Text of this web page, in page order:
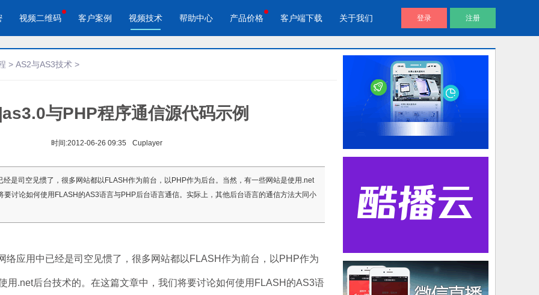
播云 | 企业视频轻松上云
费稳定无广告视频云服务
酷播云视频二维码
自动生成视频二维码
酷播V4 | 免费视频播放器
帮助用户通过代码直接调用视频文
视频二维码
传
频来展示产品新功能、新特
教学网站
企业视频宣传，提升企业形象
报
景的工作汇报、年度总结、
目
体育培训
体育运动、体育赛事教学培训
视频说明书
产品视频说明书，产品安装应用视
频说明书
客户案例 视频技术 帮助中心 产品价格 客户端下载 关于我们 登录 注册
> AS2与AS3技术 >
与PHP程序通信源代码示例
时间:2012-06-26 09:35 Cuplayer
是司空见惯了，很多网站都以FLASH作为前台，以PHP作为后台。当然，有一些网站是使用.net
要讨论如何使用FLASH的AS3语言与PHP后台语言通信。实际上，其他后台语言的通信方法大同小
用中已经是司空见惯了，很多网站都以FLASH作为前台，以PHP作为
用.net后台技术的。在这篇文章中，我们将要讨论如何使用FLASH的AS3语